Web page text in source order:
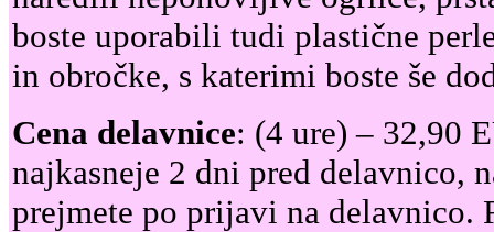
boste uporabili tudi plastične
in obročke, s katerimi boste še
Cena delavnice: (4 ure) – 32,90
najkasneje 2 dni pred delavnico,
prejmete po prijavi na delavnico.